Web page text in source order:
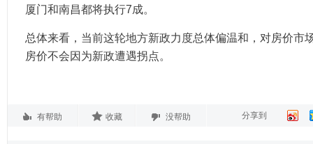
厦门和南昌都将执行7成。
总体来看，当前这轮地方新政力度总体偏温和，对房价市
房价不会因为新政遭遇拐点。
有帮助 收藏 没帮助 分享到